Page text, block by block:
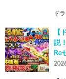
ド
【
説
Re